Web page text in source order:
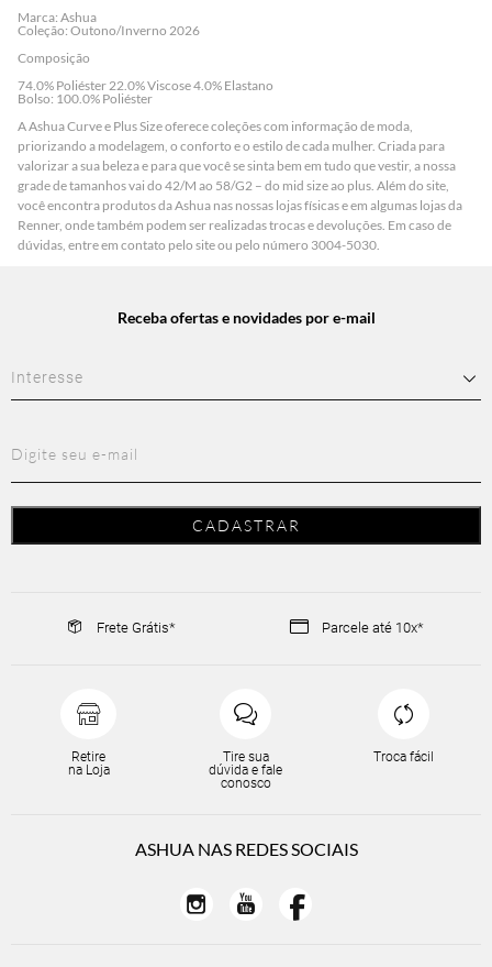
Marca: Ashua
Coleção: Outono/Inverno 2026
Composição
74.0% Poliéster 22.0% Viscose 4.0% Elastano
Bolso: 100.0% Poliéster
A Ashua Curve e Plus Size oferece coleções com informação de moda,
priorizando a modelagem, o conforto e o estilo de cada mulher. Criada para
valorizar a sua beleza e para que você se sinta bem em tudo que vestir, a nossa
grade de tamanhos vai do 42/M ao 58/G2 – do mid size ao plus. Além do site,
você encontra produtos da Ashua nas nossas lojas físicas e em algumas lojas da
Renner, onde também podem ser realizadas trocas e devoluções. Em caso de
dúvidas, entre em contato pelo site ou pelo número 3004-5030.
Receba ofertas e novidades por e-mail
Frete Grátis* Parcele até 10x*
Retire
na Loja
Tire sua
dúvida e fale
conosco
Troca fácil
ASHUA NAS REDES SOCIAIS
  